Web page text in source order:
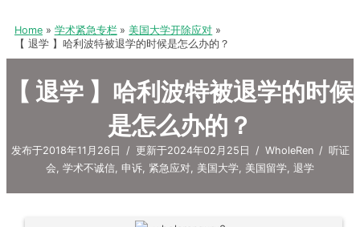
Home 学术紧急专栏
美国大学开除应对
【 退学 】哈利波特被退学的时候是怎么办的？
【 退学 】哈利波特被退学的时候
是怎么办的？
发布于2018年11月26日 / 更新于2024年02月25日 / WholeRen / 听证
会, 学术不诚信, 申诉, 紧急应对, 美国大学, 美国留学, 退学